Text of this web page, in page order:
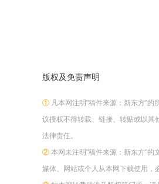
版权及免责声明
① 凡本网注明"稿件来源：新东方"
议授权不得转载、链接、转贴或以其
法律责任。
② 本网未注明"稿件来源：新东方"的
媒体、网站或个人从本网下载使用，